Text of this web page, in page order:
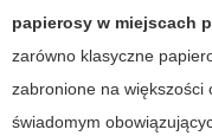
papierosy w miejscach
zarówno klasyczne
zabronione na większości
świadomym